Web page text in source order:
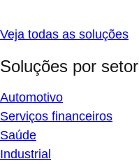
Veja todas as soluções
Soluções por setor
Automotivo
Serviços financeiros
Saúde
Industrial